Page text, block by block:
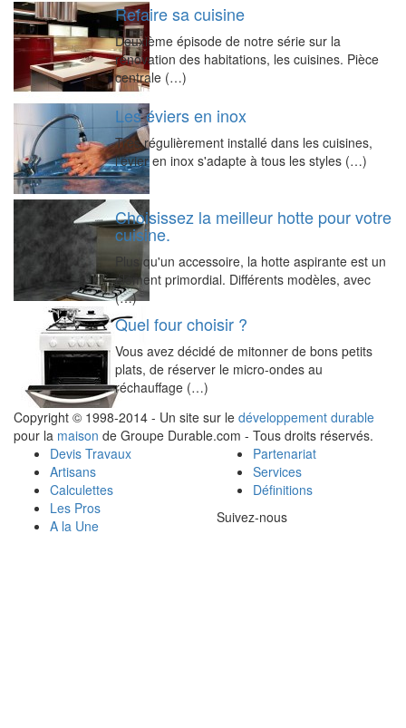
Refaire sa cuisine
Deuxième épisode de notre série sur la
rénovation des habitations, les cuisines. Pièce
centrale (…)
Les éviers en inox
Très régulièrement installé dans les cuisines,
l'évier en inox s'adapte à tous les styles (…)
Choisissez la meilleur hotte pour votre
cuisine.
Plus qu'un accessoire, la hotte aspirante est un
élément primordial. Différents modèles, avec
(…)
Quel four choisir ?
Vous avez décidé de mitonner de bons petits
plats, de réserver le micro-ondes au
réchauffage (…)
Copyright © 1998-2014 - Un site sur le développement durable
pour la maison de Groupe Durable.com - Tous droits réservés.
Devis Travaux
Artisans
Calculettes
Les Pros
A la Une
Partenariat
Services
Définitions
Suivez-nous